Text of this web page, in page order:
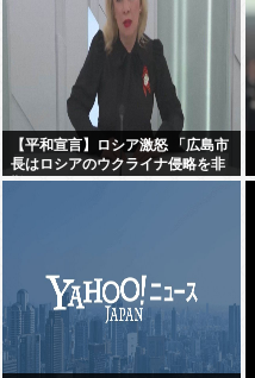
【平和宣言】ロシア激怒 「広島市
長はロシアのウクライナ侵略を非
難した」